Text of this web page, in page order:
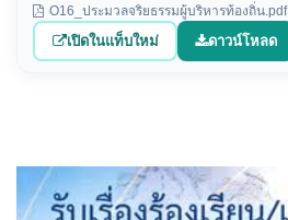
O16_ประมวลจริยธรรมผู้บริหารท้องถิ่น.pdf
เปิดในแท็บใหม่ ดาวน์โหลด